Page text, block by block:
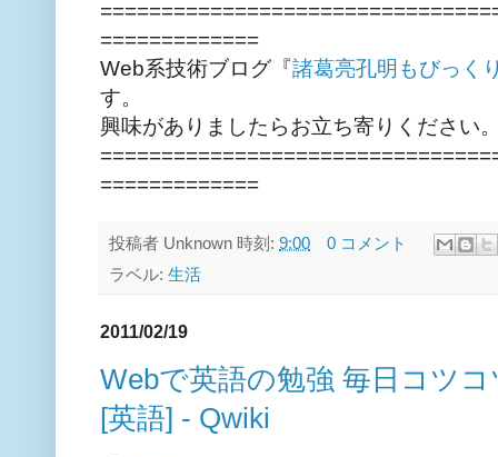
=============
Web系技術ブログ『諸葛亮孔明もびっく
す。
興味がありましたらお立ち寄りください
=============
投稿者 Unknown 時刻: 9:00
0 コメント
ラベル: 生活
2011/02/19
Webで英語の勉強 毎日コツ
[英語] - Qwiki